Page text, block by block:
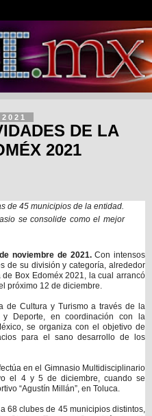
DE LA
2021
de 45 municipios de la entidad.
se consolide como el mejor
noviembre de 2021.Con intensos
de su división y categoría, alrededor
Box Edoméx 2021, la cual arrancó
próximo 12 de diciembre.
de Cultura y Turismo a través de la
Deporte, en coordinación con la
se organiza con el objetivo de
para el sano desarrollo de los
en el Gimnasio Multidisciplinario
el 4 y 5 de diciembre, cuando se
“Agustín Millán”, en Toluca.
68 clubes de 45 municipios distintos,